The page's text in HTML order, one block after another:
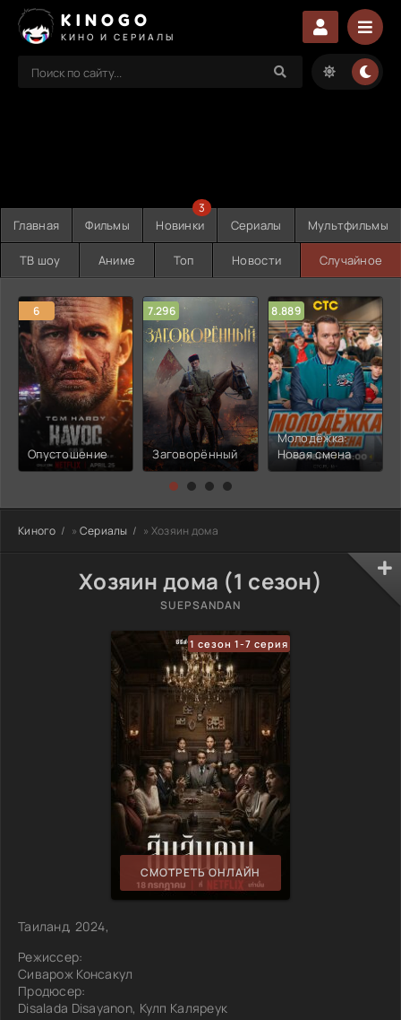
KINOGO
КИНО И СЕРИАЛЫ
Главная Фильмы Новинки
3
Сериалы Мультфильмы
ТВ шоу Аниме Топ Новости Случайное
6
Опустошение
7.296
Заговорённый
8.889
Молодёжка:
Новая смена
Киного » Сериалы » Хозяин дома
Хозяин дома (1 сезон)
SUEPSANDAN
1 сезон 1-7 серия
СМОТРЕТЬ ОНЛАЙН
Таиланд, 2024,
Режиссер:
Сиварож Консакул
Продюсер:
Disalada Disayanon, Кулп Каляреук